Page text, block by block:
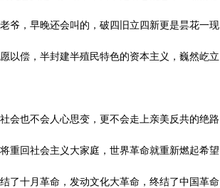
爷，早晚还会叫的，破四旧立四新更是昙花一现
以偿，半封建半殖民特色的资本主义，巍然屹立
会也不会人心思变，更不会走上亲美反共的绝路
重回社会主义大家庭，世界革命就重新燃起希望
了十月革命，发动文化大革命，终结了中国革命